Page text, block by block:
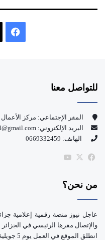
و
ك
للتواصل معنا
المقر الإجتماعي: مركز
البريد الإلكتروني: contact.aajil@gmail.com
الهاتف: 0669332459
فيسبوك
‫X
من نحن؟
عاجل نيوز منصة رقمية إعلامية
والإتصال مقرها الرئيسي في